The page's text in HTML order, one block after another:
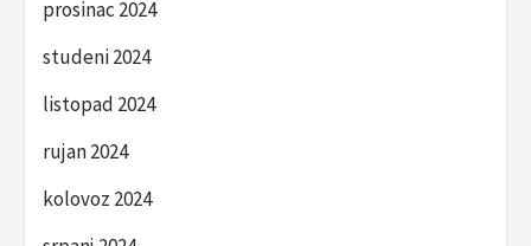
prosinac 2024
studeni 2024
listopad 2024
rujan 2024
kolovoz 2024